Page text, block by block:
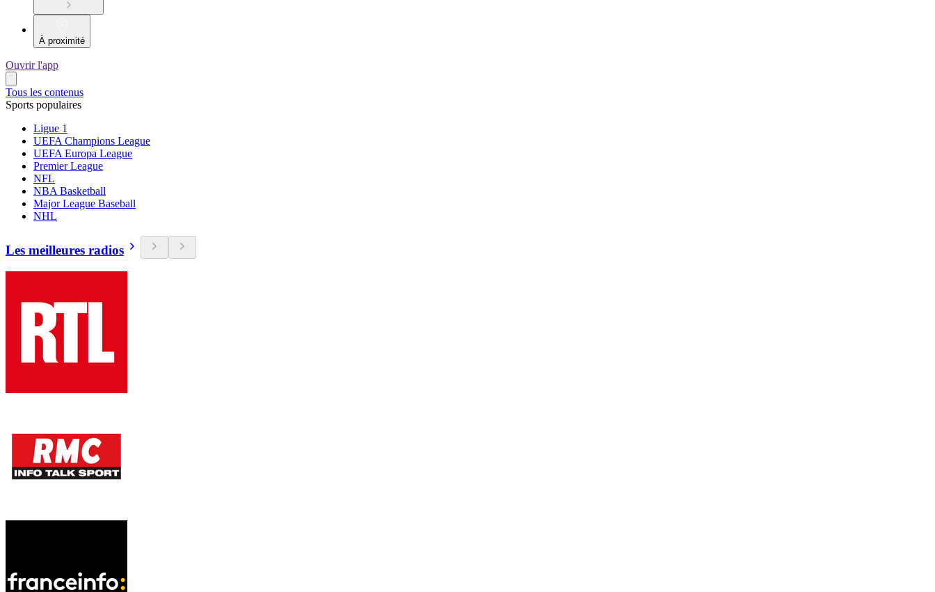
À proximité
Ouvrir l'app
Tous les contenus
Sports populaires
Ligue 1
UEFA Champions League
UEFA Europa League
Premier League
NFL
NBA Basketball
Major League Baseball
NHL
Les meilleures radios